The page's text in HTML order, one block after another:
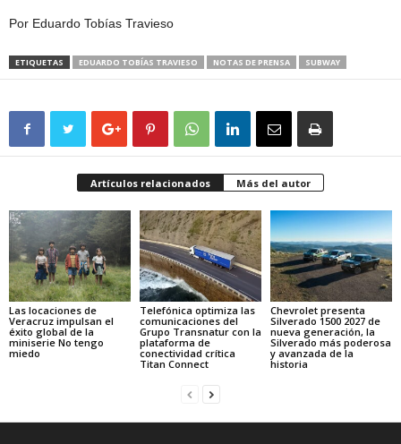
Por Eduardo Tobías Travieso
ETIQUETAS EDUARDO TOBÍAS TRAVIESO NOTAS DE PRENSA SUBWAY
Artículos relacionados Más del autor
Las locaciones de
Veracruz impulsan el
éxito global de la
miniserie No tengo
miedo
Telefónica optimiza las
comunicaciones del
Grupo Transnatur con la
plataforma de
conectividad crítica
Titan Connect
Chevrolet presenta
Silverado 1500 2027 de
nueva generación, la
Silverado más poderosa
y avanzada de la
historia